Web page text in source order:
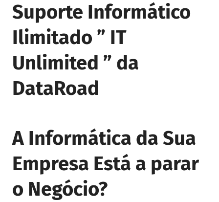
Suporte Informático
Ilimitado ” IT
Unlimited ” da
DataRoad
A Informática da Sua
Empresa Está a parar
o Negócio?